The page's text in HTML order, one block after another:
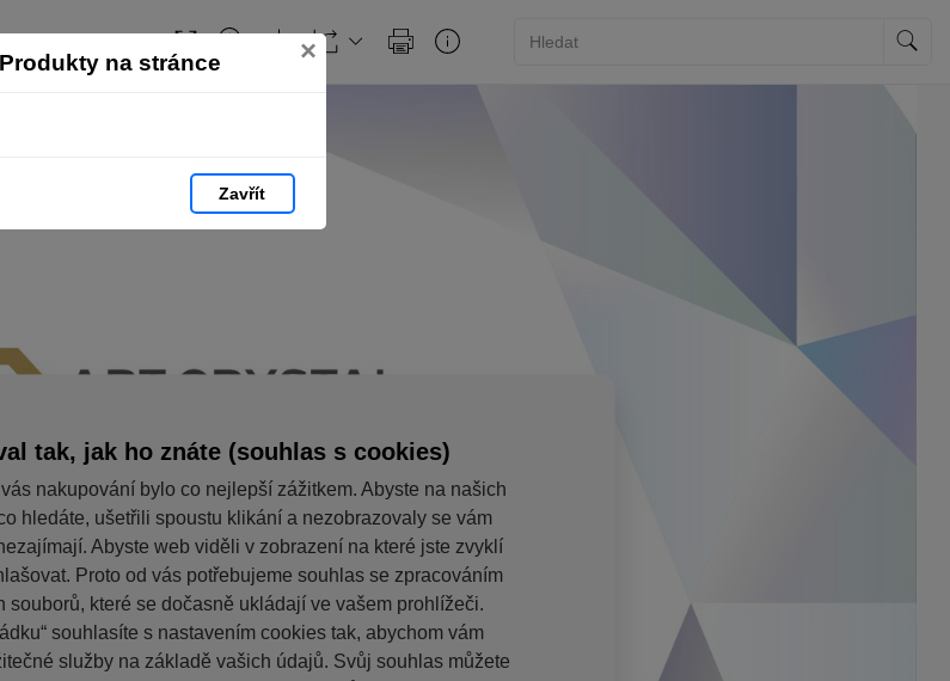
Produkty na stránce ×
Zavřít
strana 150
tak, jak ho znáte (souhlas s cookies)
nakupování bylo co nejlepší zážitkem. Abyste na našich
hledáte, ušetřili spoustu klikání a nezobrazovaly se vám
Abyste web viděli v zobrazení na které jste zvyklí
Proto od vás potřebujeme souhlas se zpracováním
souborů, které se dočasně ukládají ve vašem prohlížeči.
souhlasíte s nastavením cookies tak, abychom vám
služby na základě vašich údajů. Svůj souhlas můžete